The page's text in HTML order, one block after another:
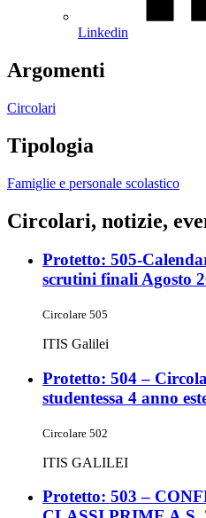
Linkedin
Argomenti
Circolari
Tipologia
Famiglie e personale scolastico
Circolari, notizie,
Protetto: 505-
scrutini finali Agosto
Circolare 505
ITIS Galilei
Protetto: 504 –
studentessa 4 anno
Circolare 502
ITIS GALILEI
Protetto: 503 –